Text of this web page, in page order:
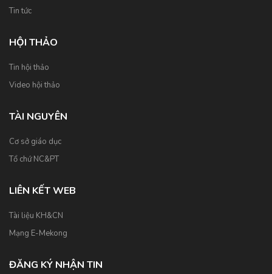
Tin tức
HỘI THẢO
Tin hội thảo
Video hội thảo
TÀI NGUYÊN
Cơ sở giáo dục
Tổ chứ NC&PT
LIÊN KẾT WEB
Tài liệu KH&CN
Mạng E-Mekong
ĐĂNG KÝ NHẬN TIN